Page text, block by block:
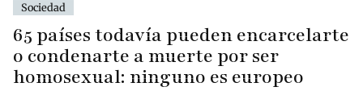
Sociedad
65 países todavía pueden encarcelarte
o condenarte a muerte por ser
homosexual: ninguno es europeo